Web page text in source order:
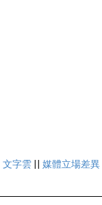
文字雲 || 媒體立場差異